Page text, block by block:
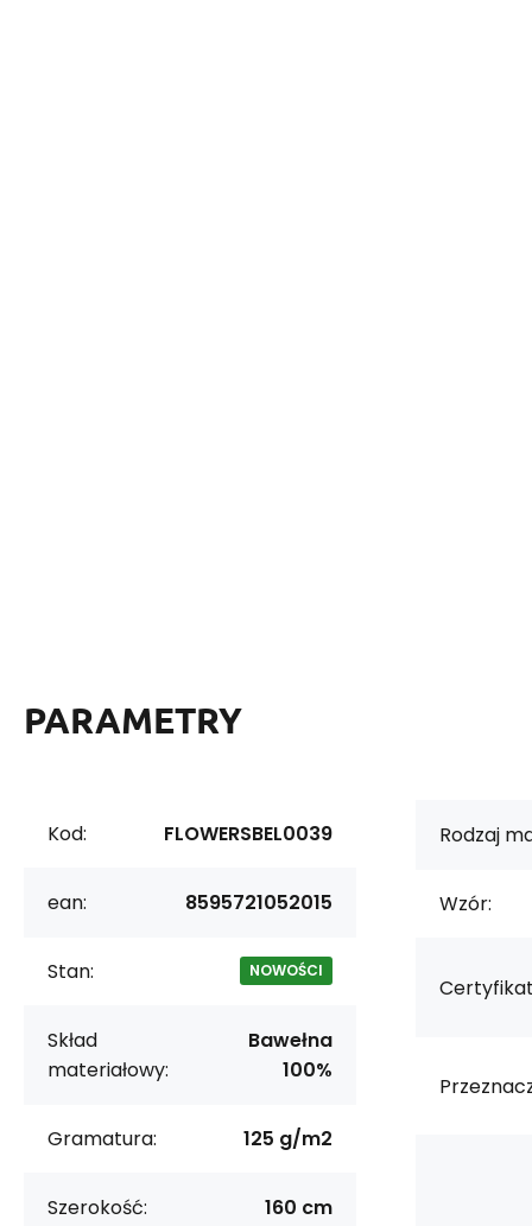
PARAMETRY
Kod: FLOWERSBEL0039
ean: 8595721052015
Stan: NOWOŚCI
Skład
materiałowy:
Bawełna
100%
Gramatura: 125 g/m2
Szerokość: 160 cm
Rodzaj
Wzór: